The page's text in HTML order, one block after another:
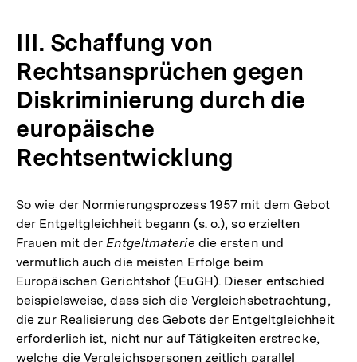
III. Schaffung von
Rechtsansprüchen gegen
Diskriminierung durch die
europäische
Rechtsentwicklung
So wie der Normierungsprozess 1957 mit dem Gebot
der Entgeltgleichheit begann (s. o.), so erzielten
Frauen mit der Entgeltmaterie die ersten und
vermutlich auch die meisten Erfolge beim
Europäischen Gerichtshof (EuGH). Dieser entschied
beispielsweise, dass sich die Vergleichsbetrachtung,
die zur Realisierung des Gebots der Entgeltgleichheit
erforderlich ist, nicht nur auf Tätigkeiten erstrecke,
welche die Vergleichspersonen zeitlich parallel